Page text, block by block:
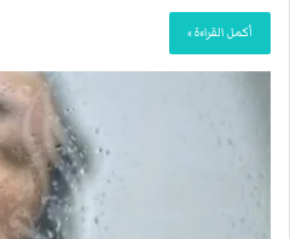
أكمل القراءة »